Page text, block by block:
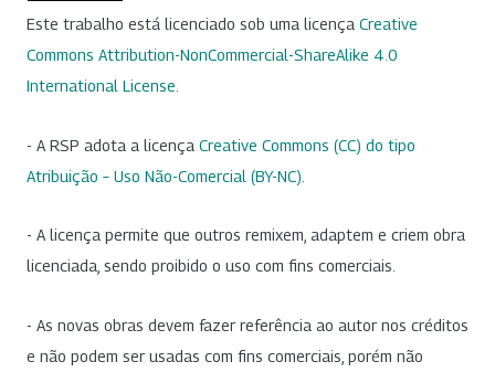
Este trabalho está licenciado sob uma licença Creative
Commons Attribution-NonCommercial-ShareAlike 4.0
International License
- A RSP adota a licença Creative Commons (CC) do tipo
Atribuição – Uso Não-Comercial (BY-NC)
- A licença permite que outros remixem, adaptem e criem obra
licenciada, sendo proibido o uso com fins comerciais.
- As novas obras devem fazer referência ao autor nos créditos
e não podem ser usadas com fins comerciais, porém não